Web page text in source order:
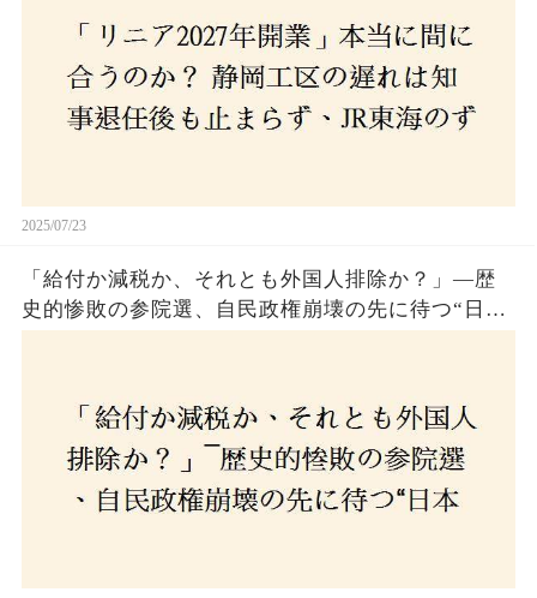
2025/07/23
「給付か減税か、それとも外国人排除か？」―歴
史的惨敗の参院選、自民政権崩壊の先に待つ“日本